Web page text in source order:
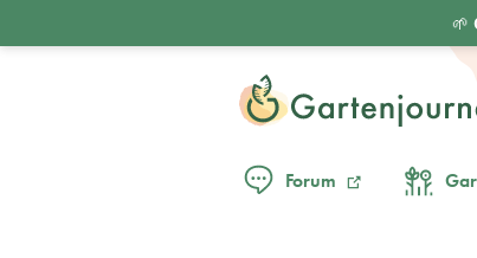
Forum
🌱